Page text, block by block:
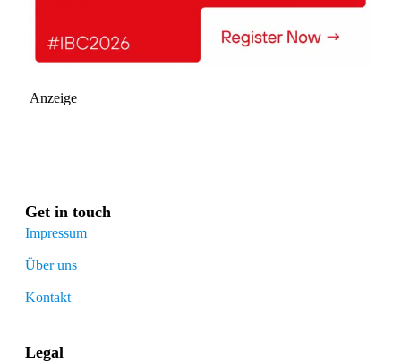
Anzeige
Get in touch
Impressum
Über uns
Kontakt
Legal